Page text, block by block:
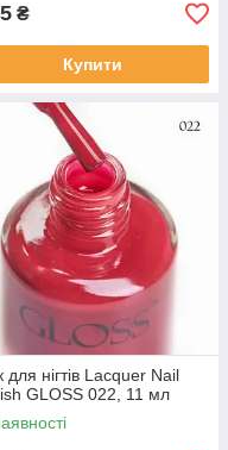
₴
Купити
для нігтів Lacquer Nail
GLOSS 022, 11 мл